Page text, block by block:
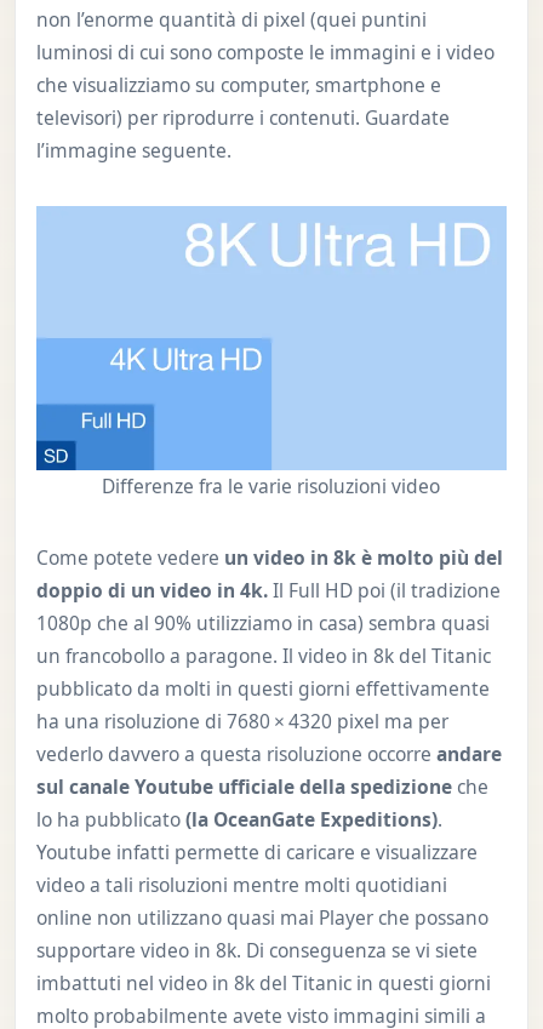
non l’enorme quantità di pixel (quei puntini
luminosi di cui sono composte le immagini e i video
che visualizziamo su computer, smartphone e
televisori) per riprodurre i contenuti. Guardate
l’immagine seguente.
Differenze fra le varie risoluzioni video
Come potete vedere un video in 8k è molto più del
doppio di un video in 4k.Il Full HD poi (il tradizione
1080p che al 90% utilizziamo in casa) sembra quasi
un francobollo a paragone. Il video in 8k del Titanic
pubblicato da molti in questi giorni effettivamente
ha una risoluzione di 7680 × 4320 pixel ma per
vederlo davvero a questa risoluzione occorre andare
sul canale Youtube ufficiale della spedizioneche
lo ha pubblicato(la OceanGate Expeditions).
Youtube infatti permette di caricare e visualizzare
video a tali risoluzioni mentre molti quotidiani
online non utilizzano quasi mai Player che possano
supportare video in 8k. Di conseguenza se vi siete
imbattuti nel video in 8k del Titanic in questi giorni
molto probabilmente avete visto immagini simili a